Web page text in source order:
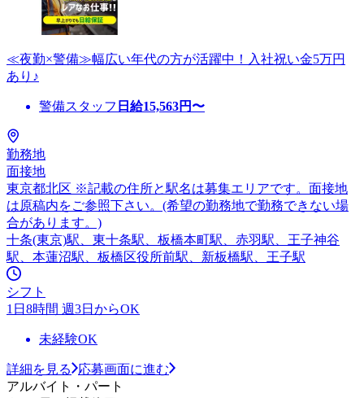
≪夜勤×警備≫幅広い年代の方が活躍中！入社祝い金5万円
あり♪
警備スタッフ 日給15,563円〜
勤務地
面接地
東京都北区 ※記載の住所と駅名は募集エリアです。面接地
は原稿内をご参照下さい。(希望の勤務地で勤務できない場
合があります。)
十条(東京)駅、東十条駅、板橋本町駅、赤羽駅、王子神谷
駅、本蓮沼駅、板橋区役所前駅、新板橋駅、王子駅
シフト
1日8時間 週3日からOK
未経験OK
詳細を見る
応募画面に進む
アルバイト・パート